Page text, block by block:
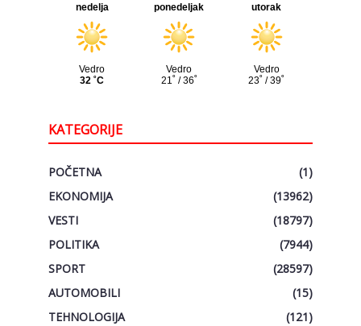
KATEGORIJE
POČETNA
(1)
EKONOMIJA
(13962)
VESTI
(18797)
POLITIKA
(7944)
SPORT
(28597)
AUTOMOBILI
(15)
TEHNOLOGIJA
(121)